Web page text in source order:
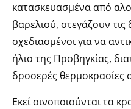
κατασκευασμένα από
βαρελιού, στεγάζουν τις
σχεδιασμένοι για να
ήλιο της Προβηγκίας,
δροσερές θερμοκρασίες
Εκεί οινοποιούνται τα